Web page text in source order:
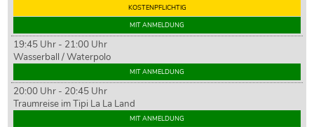
KOSTENPFLICHTIG
MIT ANMELDUNG
19:45 Uhr - 21:00 Uhr
Wasserball / Waterpolo
MIT ANMELDUNG
20:00 Uhr - 20:45 Uhr
Traumreise im Tipi La La Land
MIT ANMELDUNG